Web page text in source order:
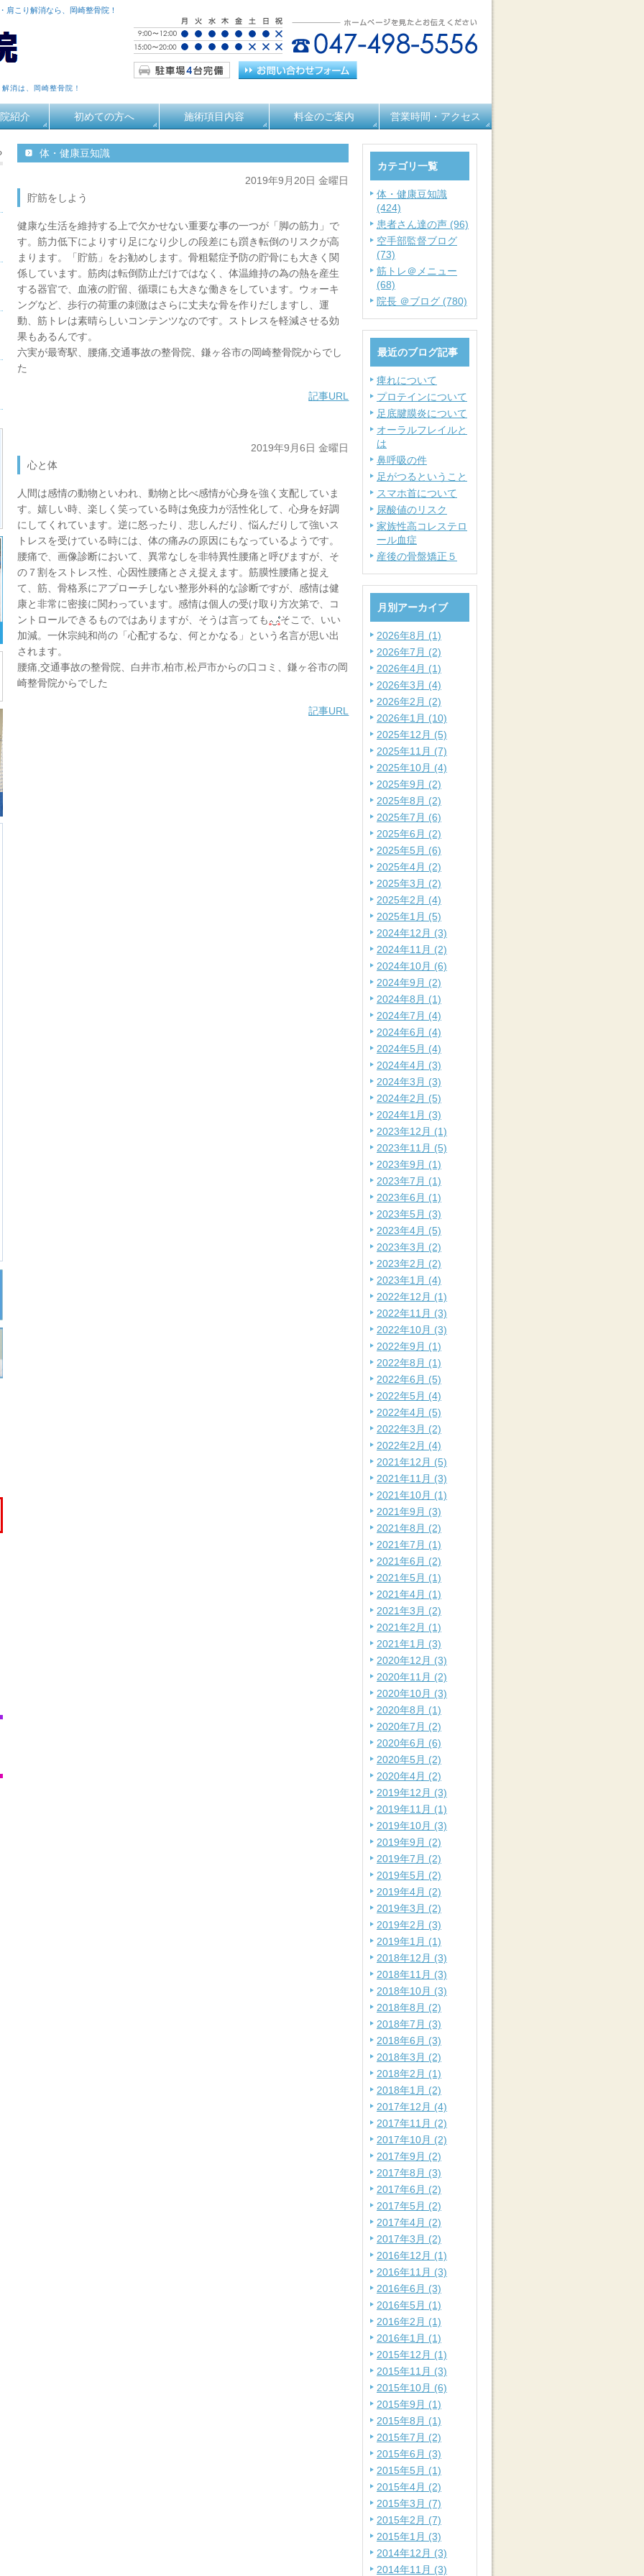
肩こり解消なら、岡崎整骨院！
消は、岡崎整骨院！
紹介 初めての方へ 施術項目内容 料金のご案内 営業時間・アクセス
体・健康豆知識
2019年9月20日 金曜日
貯筋をしよう
健康な生活を維持する上で欠かせない重要な事の一つが「脚の筋力」で
す。筋力低下によりすり足になり少しの段差にも躓き転倒のリスクが高
まります。「貯筋」をお勧めします。骨粗鬆症予防の貯骨にも大きく関
係しています。筋肉は転倒防止だけではなく、体温維持の為の熱を産生
する器官で、血液の貯留、循環にも大きな働きをしています。ウォーキ
ングなど、歩行の荷重の刺激はさらに丈夫な骨を作りだしますし、運
動、筋トレは素晴らしいコンテンツなのです。ストレスを軽減させる効
果もあるんです。
六実が最寄駅、腰痛,交通事故の整骨院、鎌ヶ谷市の岡崎整骨院からでし
た
記事URL
2019年9月6日 金曜日
心と体
人間は感情の動物といわれ、動物と比べ感情が心身を強く支配していま
す。嬉しい時、楽しく笑っている時は免疫力が活性化して、心身を好調
にしてくれています。逆に怒ったり、悲しんだり、悩んだりして強いス
トレスを受けている時には、体の痛みの原因にもなっているようです。
腰痛で、画像診断において、異常なしを非特異性腰痛と呼びますが、そ
の７割をストレス性、心因性腰痛とさえ捉えます。筋膜性腰痛と捉え
て、筋、骨格系にアプローチしない整形外科的な診断ですが、感情は健
康と非常に密接に関わっています。感情は個人の受け取り方次第で、コ
ントロールできるものではありますが、そうは言っても
そこで、いい
加減。一休宗純和尚の「心配するな、何とかなる」という名言が思い出
されます。
腰痛,交通事故の整骨院、白井市,柏市,松戸市からの口コミ、鎌ヶ谷市の岡
崎整骨院からでした
記事URL
カテゴリ一覧
体・健康豆知識
(424)
患者さん達の声 (96)
空手部監督ブログ
(73)
筋トレ＠メニュー
(68)
院長 ＠ブログ (780)
最近のブログ記事
痺れについて
プロテインについて
足底腱膜炎について
オーラルフレイルと
は
鼻呼吸の件
足がつるということ
スマホ首について
尿酸値のリスク
家族性高コレステロ
ール血症
産後の骨盤矯正５
月別アーカイブ
2026年8月 (1)
2026年7月 (2)
2026年4月 (1)
2026年3月 (4)
2026年2月 (2)
2026年1月 (10)
2025年12月 (5)
2025年11月 (7)
2025年10月 (4)
2025年9月 (2)
2025年8月 (2)
2025年7月 (6)
2025年6月 (2)
2025年5月 (6)
2025年4月 (2)
2025年3月 (2)
2025年2月 (4)
2025年1月 (5)
2024年12月 (3)
2024年11月 (2)
2024年10月 (6)
2024年9月 (2)
2024年8月 (1)
2024年7月 (4)
2024年6月 (4)
2024年5月 (4)
2024年4月 (3)
2024年3月 (3)
2024年2月 (5)
2024年1月 (3)
2023年12月 (1)
2023年11月 (5)
2023年9月 (1)
2023年7月 (1)
2023年6月 (1)
2023年5月 (3)
2023年4月 (5)
2023年3月 (2)
2023年2月 (2)
2023年1月 (4)
2022年12月 (1)
2022年11月 (3)
2022年10月 (3)
2022年9月 (1)
2022年8月 (1)
2022年6月 (5)
2022年5月 (4)
2022年4月 (5)
2022年3月 (2)
2022年2月 (4)
2021年12月 (5)
2021年11月 (3)
2021年10月 (1)
2021年9月 (3)
2021年8月 (2)
2021年7月 (1)
2021年6月 (2)
2021年5月 (1)
2021年4月 (1)
2021年3月 (2)
2021年2月 (1)
2021年1月 (3)
2020年12月 (3)
2020年11月 (2)
2020年10月 (3)
2020年8月 (1)
2020年7月 (2)
2020年6月 (6)
2020年5月 (2)
2020年4月 (2)
2019年12月 (3)
2019年11月 (1)
2019年10月 (3)
2019年9月 (2)
2019年7月 (2)
2019年5月 (2)
2019年4月 (2)
2019年3月 (2)
2019年2月 (3)
2019年1月 (1)
2018年12月 (3)
2018年11月 (3)
2018年10月 (3)
2018年8月 (2)
2018年7月 (3)
2018年6月 (3)
2018年3月 (2)
2018年2月 (1)
2018年1月 (2)
2017年12月 (4)
2017年11月 (2)
2017年10月 (2)
2017年9月 (2)
2017年8月 (3)
2017年6月 (2)
2017年5月 (2)
2017年4月 (2)
2017年3月 (2)
2016年12月 (1)
2016年11月 (3)
2016年6月 (3)
2016年5月 (1)
2016年2月 (1)
2016年1月 (1)
2015年12月 (1)
2015年11月 (3)
2015年10月 (6)
2015年9月 (1)
2015年8月 (1)
2015年7月 (2)
2015年6月 (3)
2015年5月 (1)
2015年4月 (2)
2015年3月 (7)
2015年2月 (7)
2015年1月 (3)
2014年12月 (3)
2014年11月 (3)